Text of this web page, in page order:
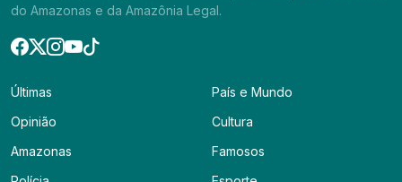
do Amazonas e da Amazônia Legal.
Últimas
Opinião
Amazonas
País e Mundo
Cultura
Famosos